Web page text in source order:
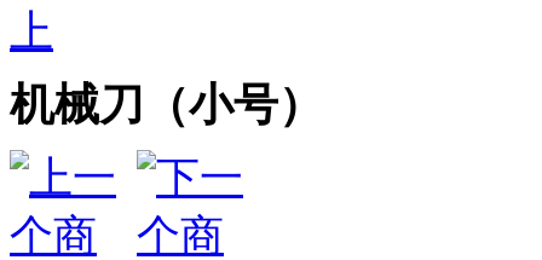
上
机械刀（小号）